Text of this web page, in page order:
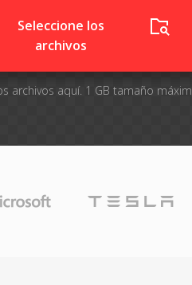
Seleccione los
archivos
archivos aquí. 1 GB tamaño